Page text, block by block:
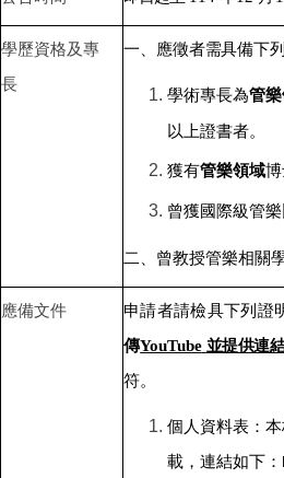
學歷資格及專
長
一、應徵者需具備下
學術專長為管
以上證書者。
獲有管樂領域
曾獲國際級管樂
二、曾教授管樂相關
應備文件 申請者請檢具下列證
傳YouTube 並提供連
符。
個人資料表：
載，連結如下：